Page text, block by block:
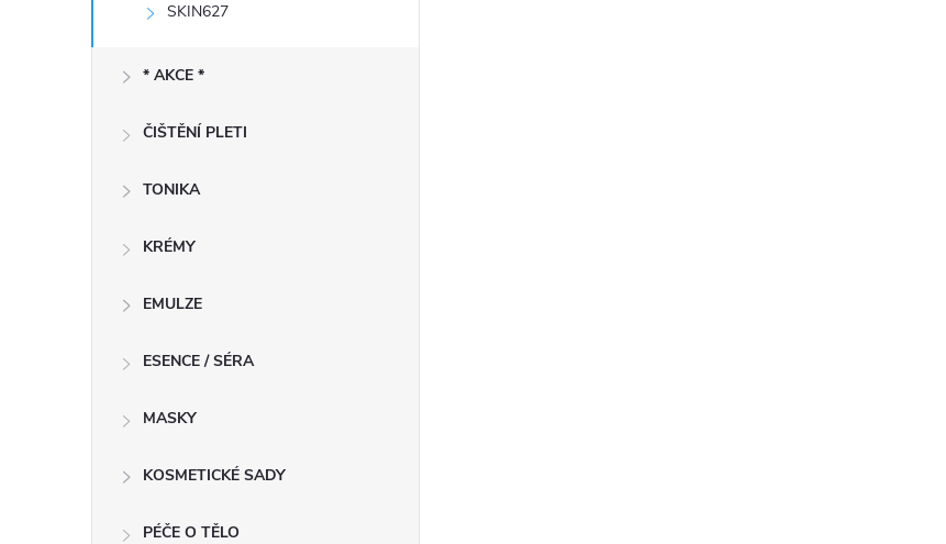
SKIN627
* AKCE *
ČIŠTĚNÍ PLETI
TONIKA
KRÉMY
EMULZE
ESENCE / SÉRA
MASKY
KOSMETICKÉ SADY
PÉČE O TĚLO